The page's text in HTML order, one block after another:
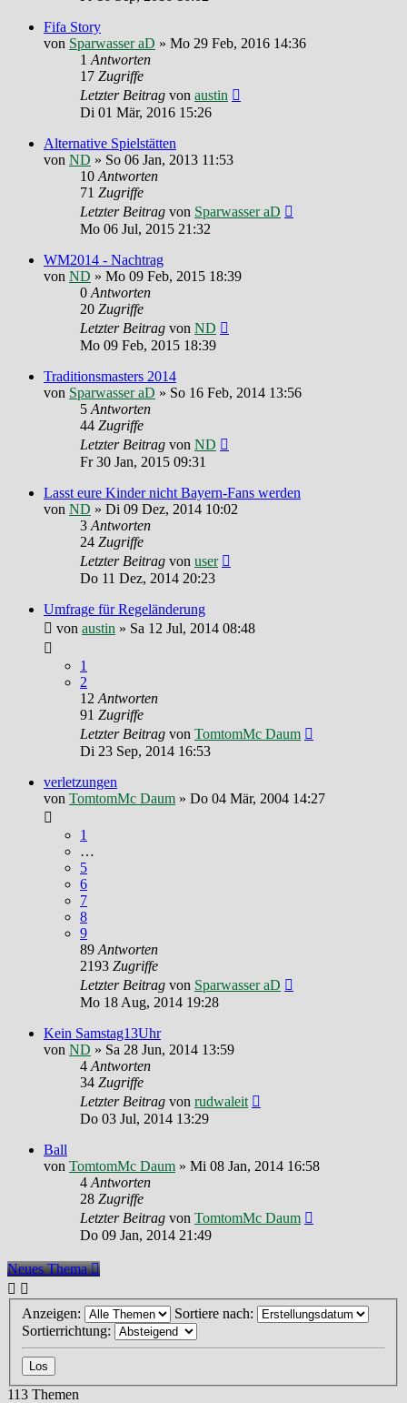
Fifa Story
von Sparwasser aD » Mo 29 Feb, 2016 14:36
1Antworten
17 Zugriffe
Letzter Beitrag von austin
Di 01 Mär, 2016 15:26
Alternative Spielstätten
von ND » So 06 Jan, 2013 11:53
10Antworten
71 Zugriffe
Letzter Beitrag von Sparwasser aD
Mo 06 Jul, 2015 21:32
WM2014 - Nachtrag
von ND » Mo 09 Feb, 2015 18:39
0Antworten
20 Zugriffe
Letzter Beitrag von ND
Mo 09 Feb, 2015 18:39
Traditionsmasters 2014
von Sparwasser aD » So 16 Feb, 2014 13:56
5Antworten
44 Zugriffe
Letzter Beitrag von ND
Fr 30 Jan, 2015 09:31
Lasst eure Kinder nicht Bayern-Fans werden
von ND » Di 09 Dez, 2014 10:02
3Antworten
24 Zugriffe
Letzter Beitrag von user
Do 11 Dez, 2014 20:23
Umfrage für Regeländerung
von austin » Sa 12 Jul, 2014 08:48
1
2
12Antworten
91 Zugriffe
Letzter Beitrag von TomtomMc Daum
Di 23 Sep, 2014 16:53
verletzungen
von TomtomMc Daum » Do 04 Mär, 2004 14:27
1
…
5
6
7
8
9
89Antworten
2193 Zugriffe
Letzter Beitrag von Sparwasser aD
Mo 18 Aug, 2014 19:28
Kein Samstag13Uhr
von ND » Sa 28 Jun, 2014 13:59
4Antworten
34 Zugriffe
Letzter Beitrag von rudwaleit
Do 03 Jul, 2014 13:29
Ball
von TomtomMc Daum » Mi 08 Jan, 2014 16:58
4Antworten
28 Zugriffe
Letzter Beitrag von TomtomMc Daum
Do 09 Jan, 2014 21:49
Neues Thema
Anzeigen:
Sortiere nach:
Sortierrichtung:
113 Themen